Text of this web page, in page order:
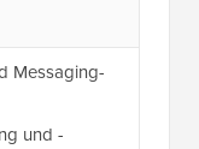
Messaging-
und -